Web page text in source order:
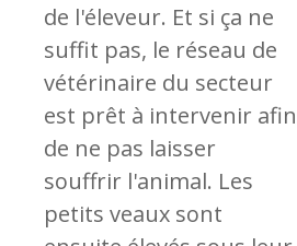
de l'éleveur. Et si ça ne
suffit pas, le réseau de
vétérinaire du secteur
est prêt à intervenir afin
de ne pas laisser
souffrir l'animal. Les
petits veaux sont